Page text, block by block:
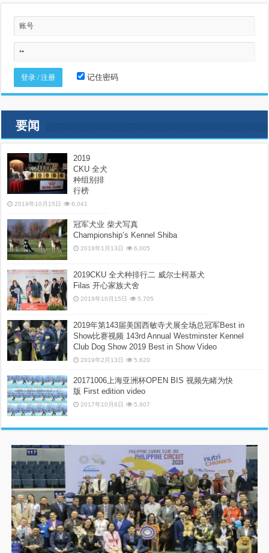
记住密码
要闻
2019
CKU 全犬
种组别排
行榜
2019年10月15日 6,041
冠军犬业 柴犬写真
Championship’s Kennel Shiba
2018年1月13日 6,005
2019CKU 全犬种排行二 威尔士柯基犬
Filas 开心家族犬舍
2019年10月15日 5,705
2019年第143届美国西敏寺犬展全场总冠军Best in
Show比赛视频 143rd Annual Westminster Kennel
Club Dog Show 2019 Best in Show Video
2019年2月13日 5,620
20171006上海亚洲杯OPEN BIS 视频先睹为快
版 First edition video
2017年10月6日 5,607